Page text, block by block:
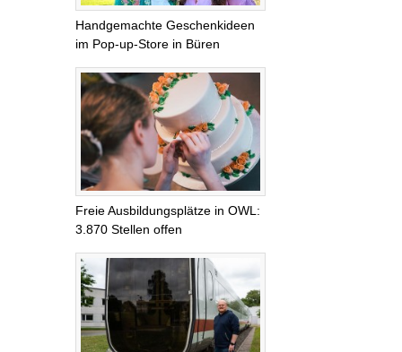
Handgemachte Geschenkideen
im Pop-up-Store in Büren
Freie Ausbildungsplätze in OWL:
3.870 Stellen offen